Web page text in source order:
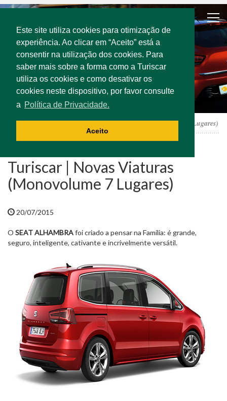
Este site utiliza cookies para otimização de
experiência. Ao clicar em “Aceito” está a
consentir na utilização dos cookies. Para
saber mais sobre a forma como a Turiscar
utiliza os cookies e como desativar os
cookies neste dispositivo, por favor consulte
a Política de Privacidade.
Aceito
Notícias Turiscar | Novas Viaturas (Monovolume 7 Lugares)
Turiscar | Novas Viaturas
(Monovolume 7 Lugares)
20/07/2015
O SEAT ALHAMBRAfoi criado a pensar na Família: é grande,
seguro, inteligente, cativante e incrivelmente versátil.